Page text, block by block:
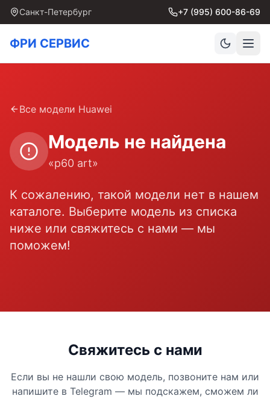
Санкт-Петербург +7 (995) 600-86-69
ФРИ СЕРВИС
Все модели Huawei
Модель не найдена
«p60 art»
К сожалению, такой модели нет в нашем
каталоге. Выберите модель из списка
ниже или свяжитесь с нами — мы
поможем!
Свяжитесь с нами
Если вы не нашли свою модель, позвоните нам или
напишите в Telegram — мы подскажем, сможем ли